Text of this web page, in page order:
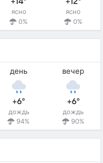
ясно
0%
ясно
0%
день
+6°
дождь
94%
вечер
+6°
дождь
90%